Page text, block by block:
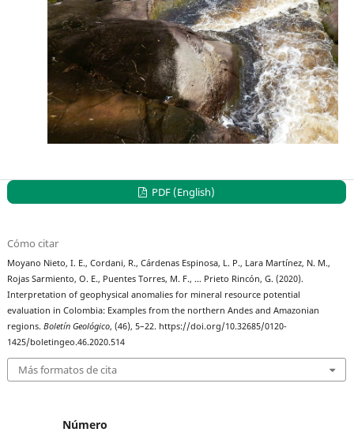
PDF (English)
Cómo citar
Moyano Nieto, I. E., Cordani, R., Cárdenas Espinosa, L. P., Lara Martínez, N. M.,
Rojas Sarmiento, O. E., Puentes Torres, M. F., … Prieto Rincón, G. (2020).
Interpretation of geophysical anomalies for mineral resource potential
evaluation in Colombia: Examples from the northern Andes and Amazonian
regions.Boletín Geológico, (46), 5–22. https://doi.org/10.32685/0120-
1425/boletingeo.46.2020.514
Más formatos de cita
Número